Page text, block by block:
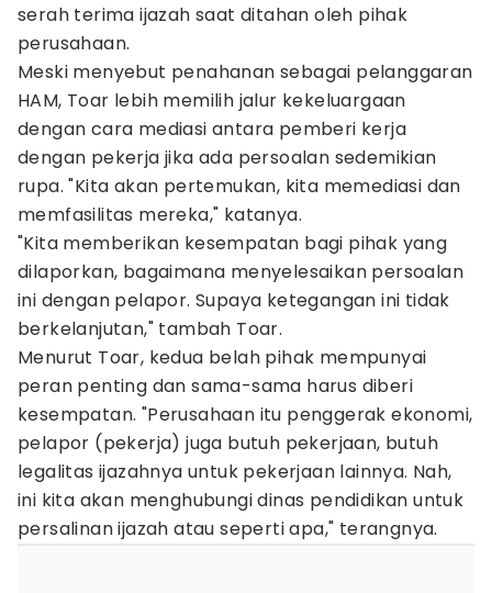
serah terima ijazah saat ditahan oleh pihak
perusahaan.
Meski menyebut penahanan sebagai pelanggaran
HAM, Toar lebih memilih jalur kekeluargaan
dengan cara mediasi antara pemberi kerja
dengan pekerja jika ada persoalan sedemikian
rupa. "Kita akan pertemukan, kita memediasi dan
memfasilitas mereka," katanya.
"Kita memberikan kesempatan bagi pihak yang
dilaporkan, bagaimana menyelesaikan persoalan
ini dengan pelapor. Supaya ketegangan ini tidak
berkelanjutan," tambah Toar.
Menurut Toar, kedua belah pihak mempunyai
peran penting dan sama-sama harus diberi
kesempatan. "Perusahaan itu penggerak ekonomi,
pelapor (pekerja) juga butuh pekerjaan, butuh
legalitas ijazahnya untuk pekerjaan lainnya. Nah,
ini kita akan menghubungi dinas pendidikan untuk
persalinan ijazah atau seperti apa," terangnya.